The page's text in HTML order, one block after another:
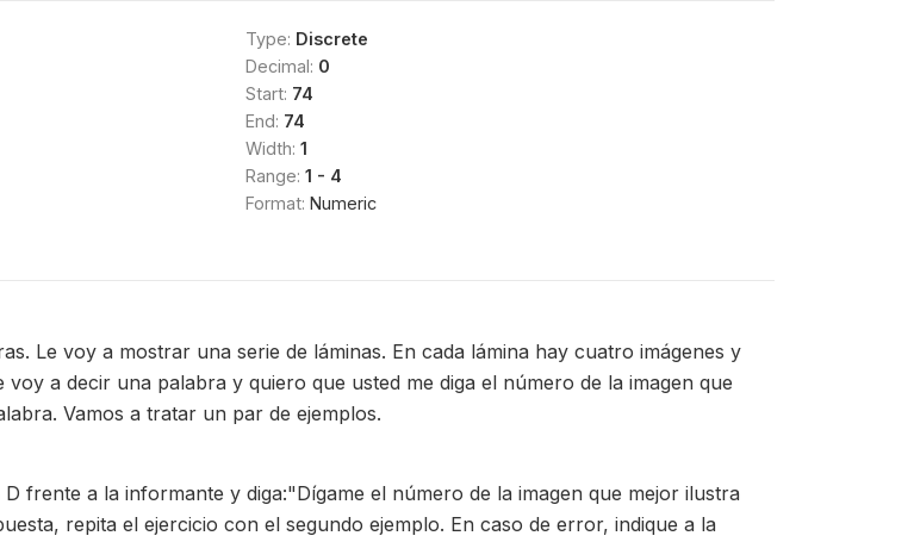
Type: Discrete
Decimal: 0
Start: 74
End: 74
Width: 1
Range: 1 - 4
Format: Numeric
Le voy a mostrar una serie de láminas. En cada lámina hay cuatro imágenes y
a decir una palabra y quiero que usted me diga el número de la imagen que
Vamos a tratar un par de ejemplos.
frente a la informante y diga:"Dígame el número de la imagen que mejor ilustra
repita el ejercicio con el segundo ejemplo. En caso de error, indique a la